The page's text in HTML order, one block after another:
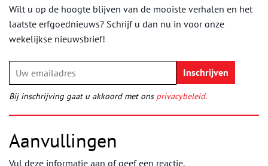
Wilt u op de hoogte blijven van de mooiste verhalen en het
laatste erfgoednieuws? Schrijf u dan nu in voor onze
wekelijkse nieuwsbrief!
Bij inschrijving gaat u akkoord met ons privacybeleid.
Aanvullingen
Vul deze informatie aan of geef een reactie.